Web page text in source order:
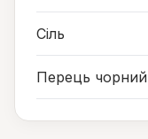
Сіль
Перець